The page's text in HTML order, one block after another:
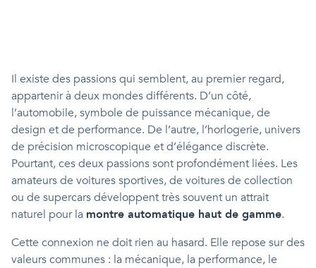
Il existe des passions qui semblent, au premier regard,
appartenir à deux mondes différents. D’un côté,
l’automobile, symbole de puissance mécanique, de
design et de performance. De l’autre, l’horlogerie, univers
de précision microscopique et d’élégance discrète.
Pourtant, ces deux passions sont profondément liées. Les
amateurs de voitures sportives, de voitures de collection
ou de supercars développent très souvent un attrait
naturel pour la montre automatique haut de gamme.
Cette connexion ne doit rien au hasard. Elle repose sur des
valeurs communes : la mécanique, la performance, le